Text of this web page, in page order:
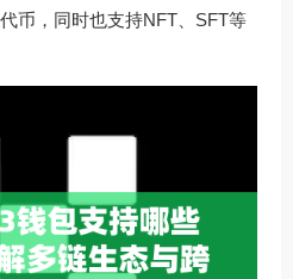
币，同时也支持NFT、SFT等